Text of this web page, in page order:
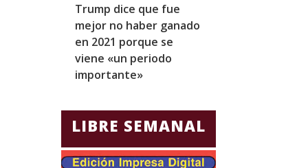
Trump dice que fue
mejor no haber ganado
en 2021 porque se
viene «un periodo
importante»
LIBRE SEMANAL